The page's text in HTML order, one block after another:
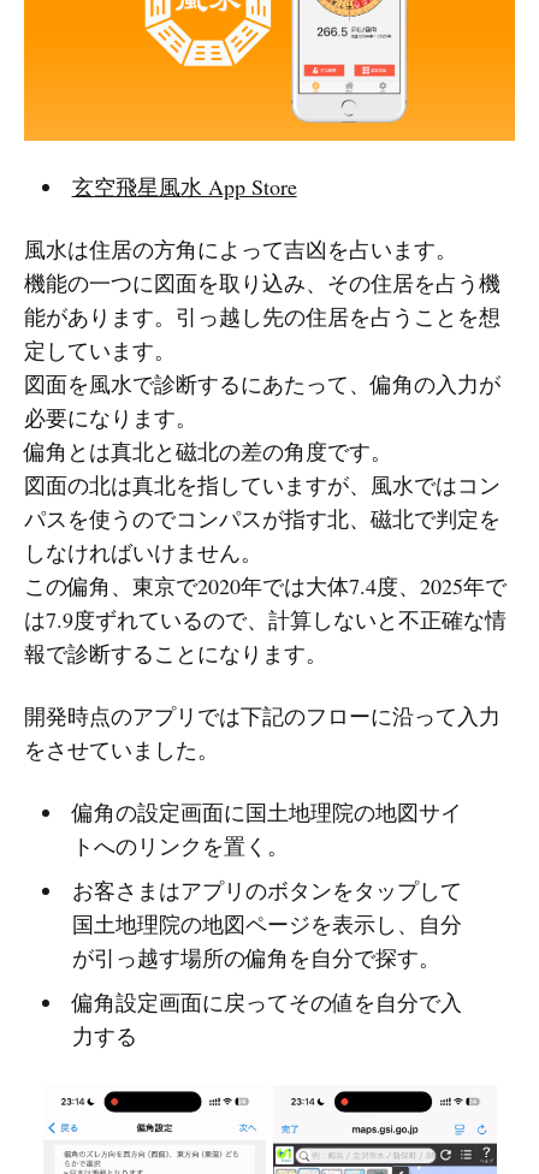
玄空飛星風水 App Store
風水は住居の方角によって吉凶を占います。
機能の一つに図面を取り込み、その住居を占う機
能があります。引っ越し先の住居を占うことを想
定しています。
図面を風水で診断するにあたって、偏角の入力が
必要になります。
偏角とは真北と磁北の差の角度です。
図面の北は真北を指していますが、風水ではコン
パスを使うのでコンパスが指す北、磁北で判定を
しなければいけません。
この偏角、東京で2020年では大体7.4度、2025年で
は7.9度ずれているので、計算しないと不正確な情
報で診断することになります。
開発時点のアプリでは下記のフローに沿って入力
をさせていました。
偏角の設定画面に国土地理院の地図サイ
トへのリンクを置く。
お客さまはアプリのボタンをタップして
国土地理院の地図ページを表示し、自分
が引っ越す場所の偏角を自分で探す。
偏角設定画面に戻ってその値を自分で入
力する